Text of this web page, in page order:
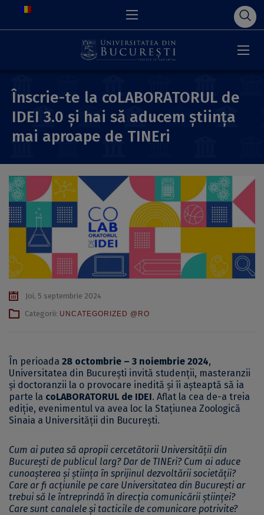
Înscrie-te la coLABORATORUL de
IDEI 3.0 și hai să aducem știința
mai aproape de TINEri
Joi, 5 septembrie 2024
Categorii: UNCATEGORIZED @RO
În perioada 28 octombrie – 3 noiembrie 2024,
Universitatea din București invită studenții, masteranzii
și doctoranzii la o provocare inedită și îi așteaptă să ia
parte la coLABORATORUL de IDEI. Aflat la cea de-a treia
ediție, evenimentul va avea loc la Stațiunea Zoologică
Sinaia a Universității din București.
Cum ai putea să apropii cercetătorii Universității din
București de publicul larg? Dar de TINEri? Cum ai aduce
cunoașterea și știința în sprijinul dezvoltării societății?
Care ar fi acțiunile pe care Universitatea din București ar
trebui să le întreprindă în direcția comunicării științei?
Care sunt canalele și tacticile de comunicare potrivite?